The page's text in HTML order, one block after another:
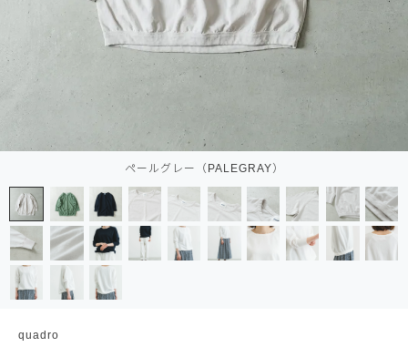
ペールグレー（PALEGRAY）
quadro